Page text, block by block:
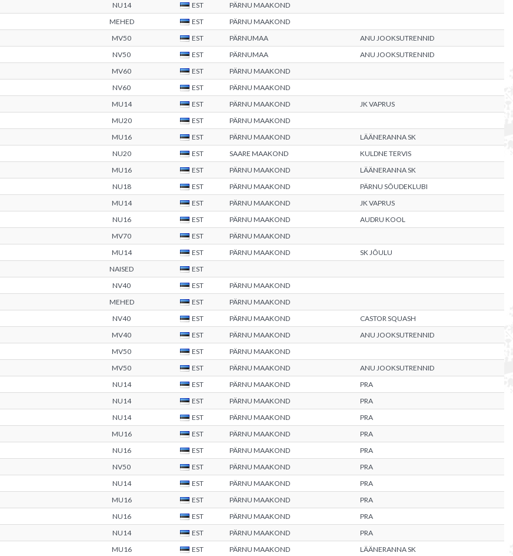
NU14 EST
PÄRNU MAAKOND
MEHED EST
PÄRNU MAAKOND
MV50 EST PÄRNUMAA
ANU JOOKSUTRENNID
NV50 EST PÄRNUMAA
ANU JOOKSUTRENNID
MV60 EST
PÄRNU MAAKOND
NV60 EST
PÄRNU MAAKOND
MU14 EST PÄRNU MAAKOND
JK VAPRUS
MU20 EST
PÄRNU MAAKOND
MU16 EST PÄRNU MAAKOND
LÄÄNERANNA SK
NU20 EST SAARE MAAKOND
KULDNE TERVIS
MU16 EST PÄRNU MAAKOND
LÄÄNERANNA SK
NU18 EST PÄRNU MAAKOND
PÄRNU SÕUDEKLUBI
MU14 EST PÄRNU MAAKOND
JK VAPRUS
NU16 EST PÄRNU MAAKOND
AUDRU KOOL
MV70 EST
PÄRNU MAAKOND
MU14 EST PÄRNU MAAKOND
SK JÕULU
NAISED
EST
NV40 EST
PÄRNU MAAKOND
MEHED EST
PÄRNU MAAKOND
NV40 EST PÄRNU MAAKOND
CASTOR SQUASH
MV40 EST PÄRNU MAAKOND
ANU JOOKSUTRENNID
MV50 EST
PÄRNU MAAKOND
MV50 EST PÄRNU MAAKOND
ANU JOOKSUTRENNID
NU14 EST PÄRNU MAAKOND
PRA
NU14 EST PÄRNU MAAKOND
PRA
NU14 EST PÄRNU MAAKOND
PRA
MU16 EST PÄRNU MAAKOND
PRA
NU16 EST PÄRNU MAAKOND
PRA
NV50 EST PÄRNU MAAKOND
PRA
NU14 EST PÄRNU MAAKOND
PRA
MU16 EST PÄRNU MAAKOND
PRA
NU16 EST PÄRNU MAAKOND
PRA
NU14 EST PÄRNU MAAKOND
PRA
MU16 EST PÄRNU MAAKOND
LÄÄNERANNA SK